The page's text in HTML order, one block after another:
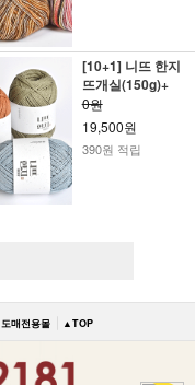
[10+1] 니뜨 한지
뜨개실(150g)+
0원
19,500원
390원 적립
도매전용몰 ▲TOP